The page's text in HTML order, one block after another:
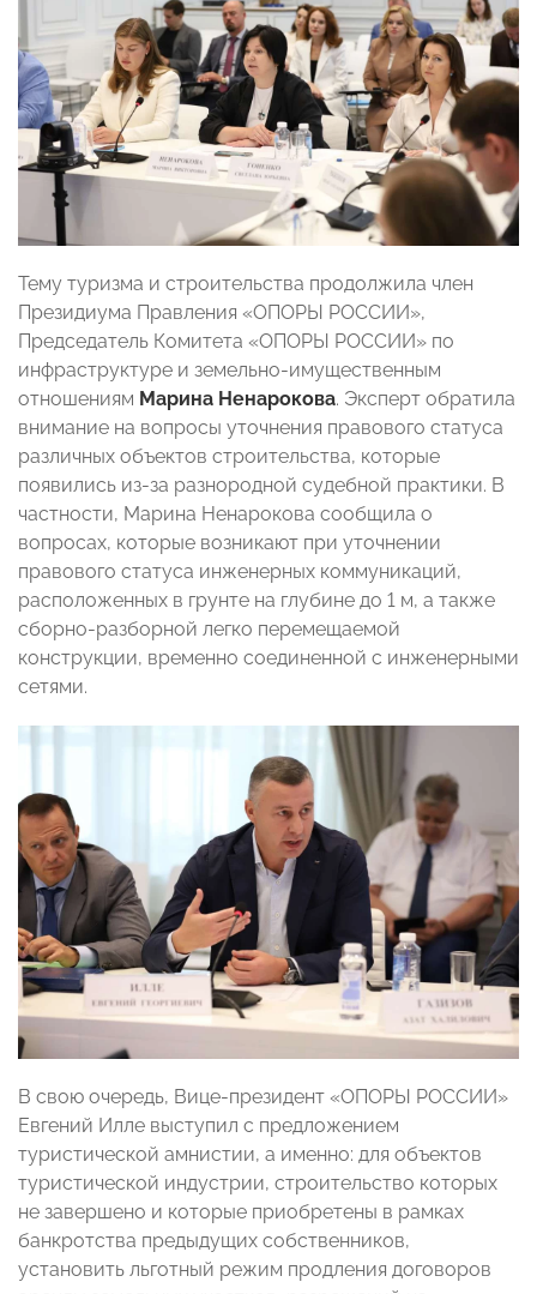
Тему туризма и строительства продолжила член
Президиума Правления «ОПОРЫ РОССИИ»,
Председатель Комитета «ОПОРЫ РОССИИ» по
инфраструктуре и земельно-имущественным
отношениям Марина Ненарокова. Эксперт обратила
внимание на вопросы уточнения правового статуса
различных объектов строительства, которые
появились из-за разнородной судебной практики. В
частности, Марина Ненарокова сообщила о
вопросах, которые возникают при уточнении
правового статуса инженерных коммуникаций,
расположенных в грунте на глубине до 1 м, а также
сборно-разборной легко перемещаемой
конструкции, временно соединенной с инженерными
сетями.
В свою очередь, Вице-президент «ОПОРЫ РОССИИ»
Евгений Илле выступил с предложением
туристической амнистии, а именно: для объектов
туристической индустрии, строительство которых
не завершено и которые приобретены в рамках
банкротства предыдущих собственников,
установить льготный режим продления договоров